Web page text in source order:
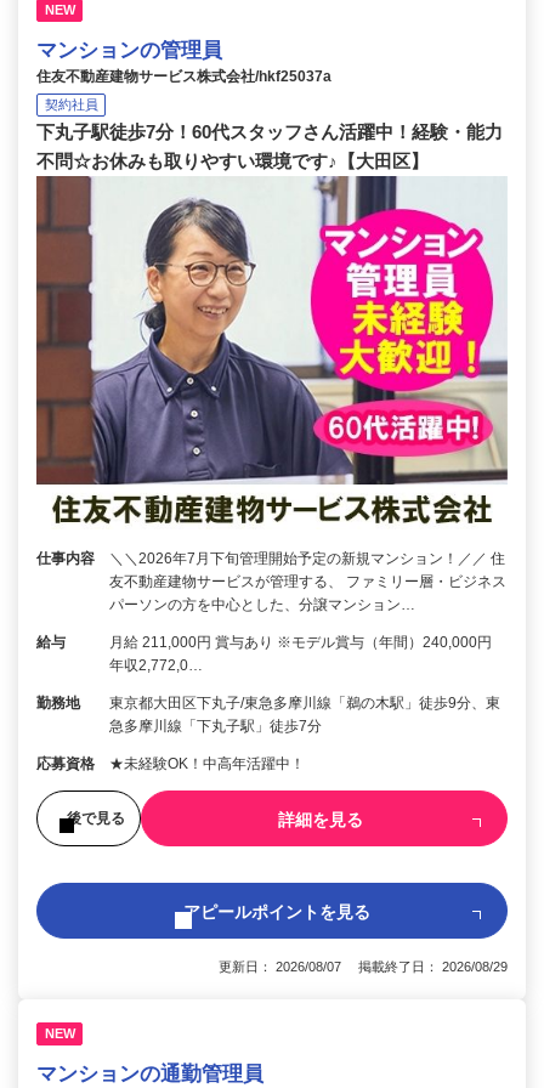
NEW
マンションの管理員
住友不動産建物サービス株式会社/hkf25037a
契約社員
下丸子駅徒歩7分！60代スタッフさん活躍中！経験・能力
不問☆お休みも取りやすい環境です♪【大田区】
仕事内容
＼＼2026年7月下旬管理開始予定の新規マンション！／／ 住
友不動産建物サービスが管理する、 ファミリー層・ビジネス
パーソンの方を中心とした、分譲マンション…
給与
月給 211,000円 賞与あり ※モデル賞与（年間）240,000円
年収2,772,0…
勤務地
東京都大田区下丸子/東急多摩川線「鵜の木駅」徒歩9分、東
急多摩川線「下丸子駅」徒歩7分
応募資格 ★未経験OK！中高年活躍中！
後で見る 詳細を見る
アピールポイントを見る
更新日： 2026/08/07 掲載終了日： 2026/08/29
NEW
マンションの通勤管理員